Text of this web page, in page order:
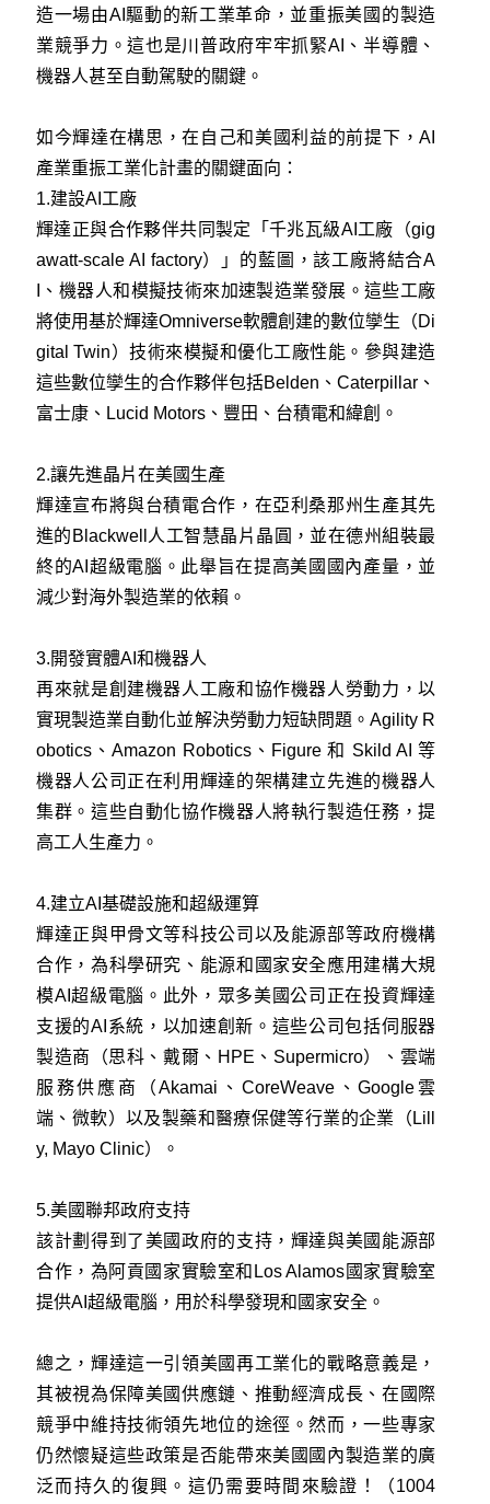
造一場由AI驅動的新工業革命，並重振美國的製造
業競爭力。這也是川普政府牢牢抓緊AI、半導體、
機器人甚至自動駕駛的關鍵。
如今輝達在構思，在自己和美國利益的前提下，AI
產業重振工業化計畫的關鍵面向：
1.建設AI工廠
輝達正與合作夥伴共同製定「千兆瓦級AI工廠（gig
awatt-scale AI factory）」的藍圖，該工廠將結合A
I、機器人和模擬技術來加速製造業發展。這些工廠
將使用基於輝達Omniverse軟體創建的數位孿生（Di
gital Twin）技術來模擬和優化工廠性能。參與建造
這些數位孿生的合作夥伴包括Belden、Caterpillar、
富士康、Lucid Motors、豐田、台積電和緯創。
2.讓先進晶片在美國生產
輝達宣布將與台積電合作，在亞利桑那州生產其先
進的Blackwell人工智慧晶片晶圓，並在德州組裝最
終的AI超級電腦。此舉旨在提高美國國內產量，並
減少對海外製造業的依賴。
3.開發實體AI和機器人
再來就是創建機器人工廠和協作機器人勞動力，以
實現製造業自動化並解決勞動力短缺問題。Agility R
obotics、Amazon Robotics、Figure 和 Skild AI 等
機器人公司正在利用輝達的架構建立先進的機器人
集群。這些自動化協作機器人將執行製造任務，提
高工人生產力。
4.建立AI基礎設施和超級運算
輝達正與甲骨文等科技公司以及能源部等政府機構
合作，為科學研究、能源和國家安全應用建構大規
模AI超級電腦。此外，眾多美國公司正在投資輝達
支援的AI系統，以加速創新。這些公司包括伺服器
製造商（思科、戴爾、HPE、Supermicro）、雲端
服務供應商（Akamai、CoreWeave、Google雲
端、微軟）以及製藥和醫療保健等行業的企業（Lill
y, Mayo Clinic）。
5.美國聯邦政府支持
該計劃得到了美國政府的支持，輝達與美國能源部
合作，為阿貢國家實驗室和Los Alamos國家實驗室
提供AI超級電腦，用於科學發現和國家安全。
總之，輝達這一引領美國再工業化的戰略意義是，
其被視為保障美國供應鏈、推動經濟成長、在國際
競爭中維持技術領先地位的途徑。然而，一些專家
仍然懷疑這些政策是否能帶來美國國內製造業的廣
泛而持久的復興。這仍需要時間來驗證！（1004